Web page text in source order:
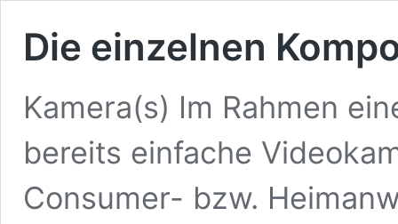
Die einzelnen
Kamera(s) Im Rahmen
bereits einfache
Consumer- bzw.